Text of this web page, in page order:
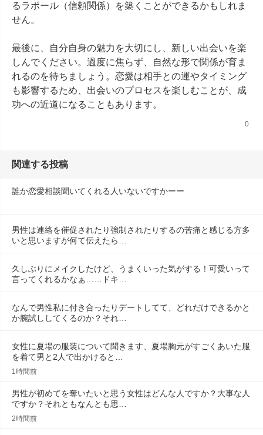
るラポール（信頼関係）を築くことができるかもしれま
せん。
最後に、自分自身の魅力を大切にし、新しい出会いを楽
しんでください。過度に焦らず、自然な形で関係が育ま
れるのを待ちましょう。恋愛は相手との運やタイミング
も影響するため、出会いのプロセスを楽しむことが、成
功への近道になることもあります。
0
関連する投稿
誰か恋愛相談聞いてくれる人いないですかーー
男性は連絡を催促されたり強制されたりするの苦痛と感じる方多
いと思いますが何て伝えたら…
久しぶりにメイクしたけど、うまくいった気がする！可愛いって
言ってくれるかなぁ……ドキ…
なんで男性私に付き合ったりデートしてて、どれだけできるかと
か腕試ししてくるのか？それ…
女性に夏場の服装について聞きます、夏場胸元がすごくあいた服
を着て男と2人で出かけると…
1時間前
男性が初めてを奪いたいと思う女性はどんな人ですか？大事な人
ですか？それともなんとも思…
2時間前